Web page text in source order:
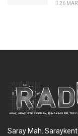
26
Saray Mah.